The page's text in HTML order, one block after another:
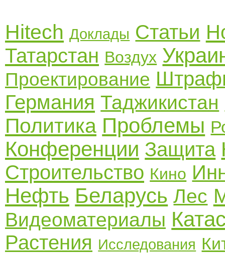
Hitech Доклады Статьи
Татарстан Воздух
Проектирование
Германия Таджикистан
Политика Проблемы
Конференции Защита
Строительство Кино
Нефть Беларусь Лес
Видеоматериалы
Растения Исследования